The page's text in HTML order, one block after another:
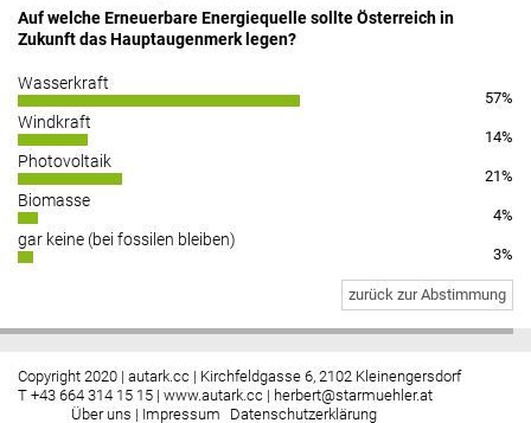
Auf welche Erneuerbare Energiequelle sollte Österreich in
Zukunft das Hauptaugenmerk legen?
Wasserkraft
57%
Windkraft
14%
Photovoltaik
21%
Biomasse
4%
gar keine (bei fossilen bleiben)
3%
zurück zur Abstimmung
Copyright 2020 | autark.cc | Kirchfeldgasse 6, 2102 Kleinengersdorf
T +43 664 314 15 15 | www.autark.cc | herbert@starmuehler.at
Über uns | Impressum Datenschutzerklärung